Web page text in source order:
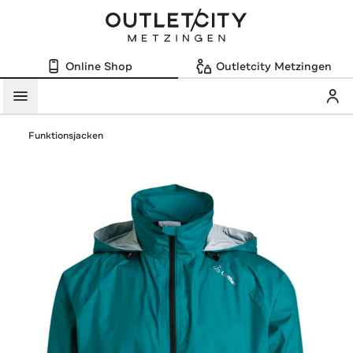
Online Shop Outletcity Metzingen
Menü
Funktionsjacken